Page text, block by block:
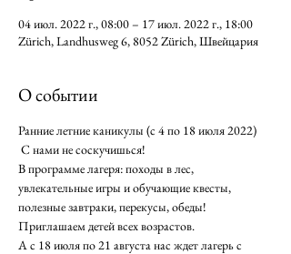
04 июл. 2022 г., 08:00 – 17 июл. 2022 г., 18:00
Zürich, Landhusweg 6, 8052 Zürich, Швейцария
О событии
Ранние летние каникулы (с 4 по 18 июля 2022)
С нами не соскучишься!
В программе лагеря: походы в лес,
увлекательные игры и обучающие квесты,
полезные завтраки, перекусы, обеды!
Приглашаем детей всех возрастов.
А с 18 июля по 21 августа нас ждет лагерь с